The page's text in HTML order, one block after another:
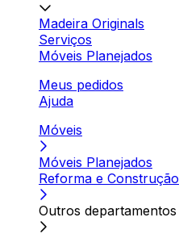
Madeira Originals
Serviços
Móveis Planejados
Meus pedidos
Ajuda
Móveis
Móveis Planejados
Reforma e Construção
Outros departamentos